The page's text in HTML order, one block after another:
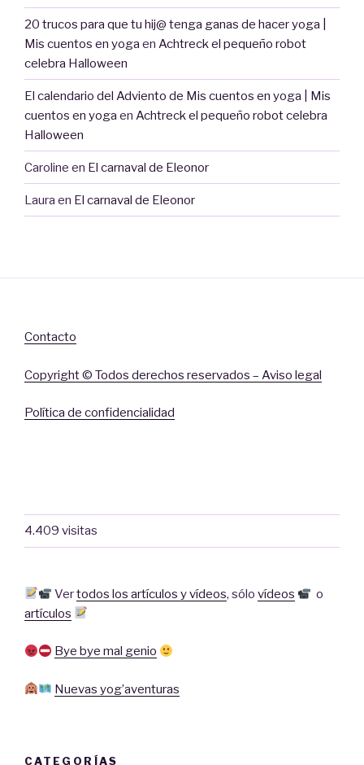
20 trucos para que tu hij@ tenga ganas de hacer yoga |
Mis cuentos en yoga en Achtreck el pequeño robot
celebra Halloween
El calendario del Adviento de Mis cuentos en yoga | Mis
cuentos en yoga en Achtreck el pequeño robot celebra
Halloween
Caroline en El carnaval de Eleonor
Laura en El carnaval de Eleonor
Contacto
Copyright © Todos derechos reservados – Aviso legal
Política de confidencialidad
4.409 visitas
Vertodos los artículos y vídeos, sólovídeos
o
artículos
Bye bye mal genio
Nuevas yog’aventuras
CATEGORÍAS